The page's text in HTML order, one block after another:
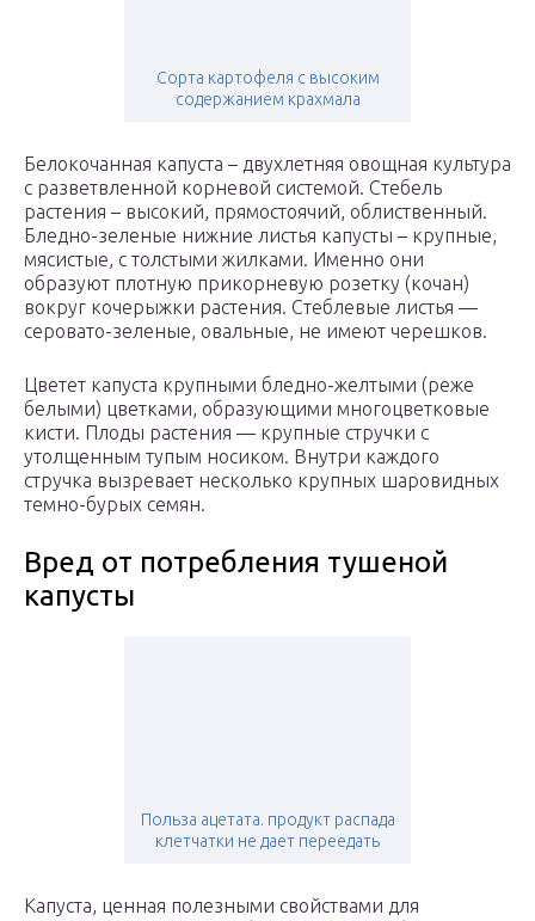
Сорта картофеля с высоким
содержанием крахмала
Белокочанная капуста – двухлетняя овощная культура
с разветвленной корневой системой. Стебель
растения – высокий, прямостоячий, облиственный.
Бледно-зеленые нижние листья капусты – крупные,
мясистые, с толстыми жилками. Именно они
образуют плотную прикорневую розетку (кочан)
вокруг кочерыжки растения. Стеблевые листья —
серовато-зеленые, овальные, не имеют черешков.
Цветет капуста крупными бледно-желтыми (реже
белыми) цветками, образующими многоцветковые
кисти. Плоды растения — крупные стручки с
утолщенным тупым носиком. Внутри каждого
стручка вызревает несколько крупных шаровидных
темно-бурых семян.
Вред от потребления тушеной
капусты
Польза ацетата. продукт распада
клетчатки не дает переедать
Капуста, ценная полезными свойствами для